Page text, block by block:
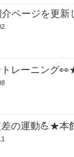
介ページを更新
トレーニング
差の運動💪★本